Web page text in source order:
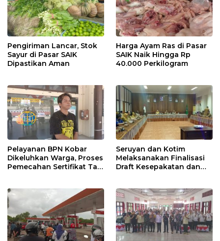
Pengiriman Lancar, Stok
Sayur di Pasar SAIK
Dipastikan Aman
Harga Ayam Ras di Pasar
SAIK Naik Hingga Rp
40.000 Perkilogram
Pelayanan BPN Kobar
Dikeluhkan Warga, Proses
Pemecahan Sertifikat Tak
Seruyan dan Kotim
Melaksanakan Finalisasi
Draft Kesepakatan dan